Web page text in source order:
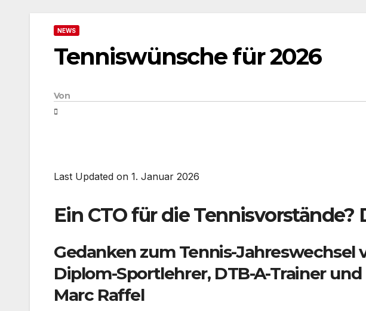
NEWS
Tenniswünsche für 2026
Von
Last Updated on 1. Januar 2026
Ein CTO für die Tennisvorstände?
Gedanken zum Tennis-
Diplom-Sportlehrer, DTB-A-Trainer
Marc Raffel